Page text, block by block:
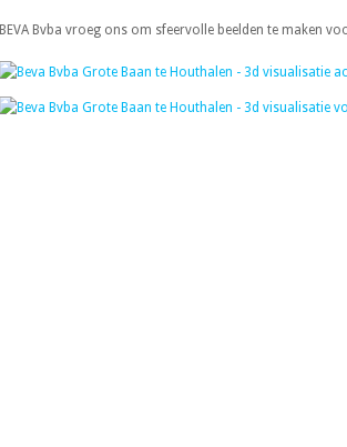
BEVA Bvba vroeg ons om sfeervolle beelden te maken